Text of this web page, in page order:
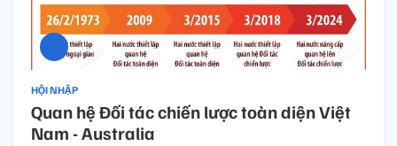
HỘI NHẬP
Quan hệ Đối tác chiến lược toàn diện Việt
Nam - Australia